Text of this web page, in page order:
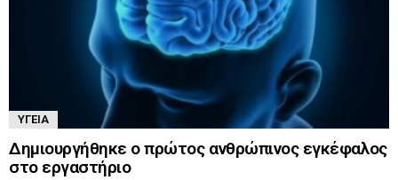
ΥΓΕΊΑ
Δημιουργήθηκε ο πρώτος ανθρώπινος εγκέφαλος
στο εργαστήριο